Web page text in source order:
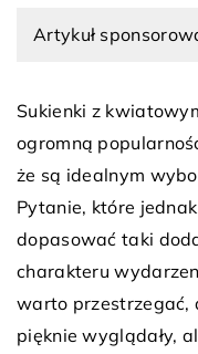
Artykuł
Sukienki z
ogromną
że są idealnym
Pytanie, które
dopasować taki
charakteru
warto przestrzegać,
pięknie wyglądały,